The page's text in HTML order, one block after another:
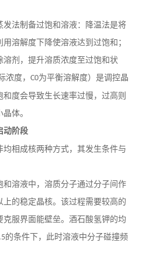
发法制备过饱和溶液：降温法是将
溶解度下降使溶液达到过饱和；
剂，提升溶质浓度至过饱和状
浓度， C0为平衡溶解度）是调控晶
度会导致生长速率过慢，过高则
体。
动阶段
相成核两种方式，其发生条件与
溶液中，溶质分子通过分子间作
的稳定晶核。该过程需要较高的
服界面能壁垒。酒石酸氢钾的均
的条件下，此时溶液中分子碰撞频